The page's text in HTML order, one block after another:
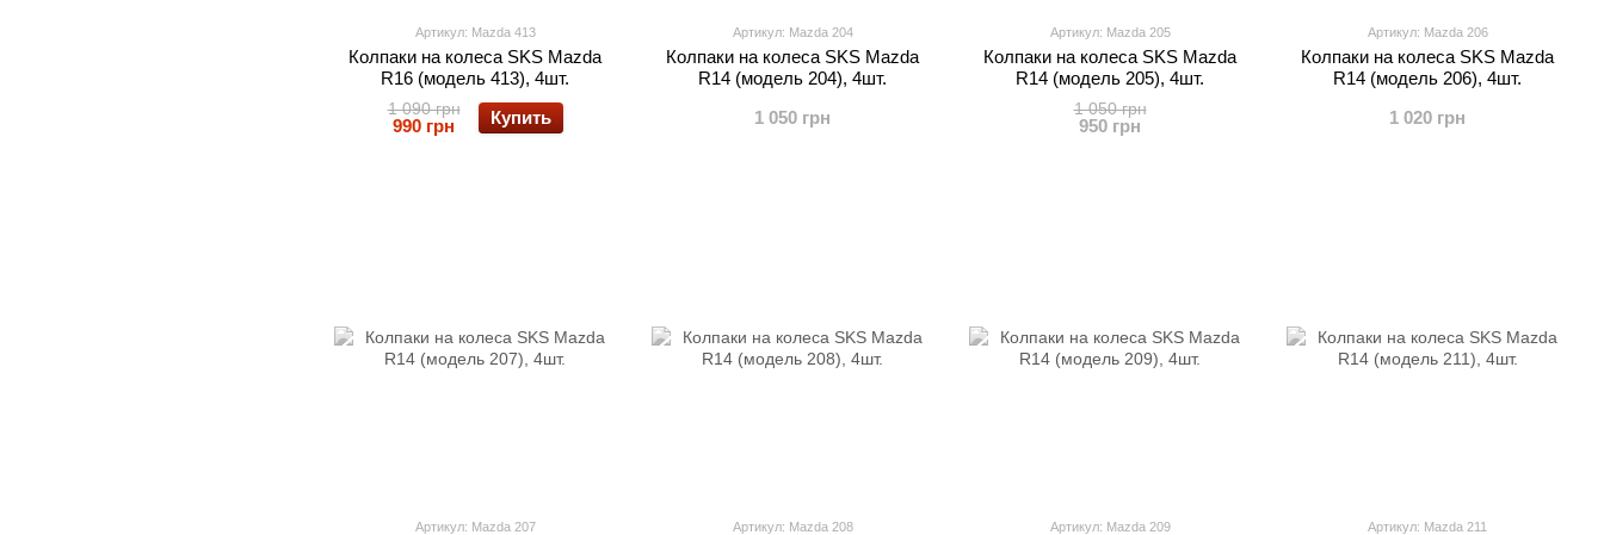
Артикул: Mazda 413
Колпаки на колеса SKS Mazda
R16 (модель 413), 4шт.
1 090 грн
990 грн Купить
Артикул: Mazda 204
Колпаки на колеса SKS Mazda
R14 (модель 204), 4шт.
1 050 грн
Артикул: Mazda 205
Колпаки на колеса SKS Mazda
R14 (модель 205), 4шт.
1 050 грн
950 грн
Артикул: Mazda 206
Колпаки на колеса SKS Mazda
R14 (модель 206), 4шт.
1 020 грн
Артикул: Mazda 207 Артикул: Mazda 208 Артикул: Mazda 209 Артикул: Mazda 211